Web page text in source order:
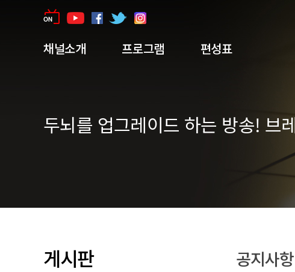
채널소개 프로그램 편성표
두뇌를 업그레이드 하는 방송! 브
게시판 공지사항